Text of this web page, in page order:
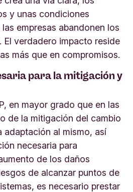
y unas condiciones
empresas abandonen los
El verdadero impacto reside
más que en compromisos.
para la mitigación y
en mayor grado que en las
de la mitigación del cambio
al mismo, así
necesaria para
de los daños
de alcanzar puntos de
es necesario prestar